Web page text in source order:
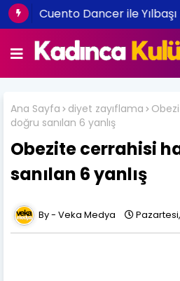
Cuento Dancer ile
Ana Sayfa diyet zayıflama
doğru sanılan 6 yanlış
Obezite cerrahisi
sanılan 6 yanlış
Veka Medya